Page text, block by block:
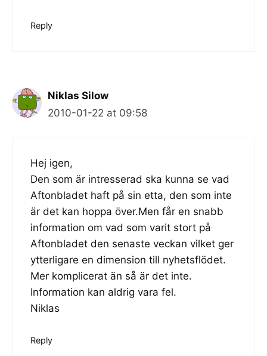
Reply
Niklas Silow
2010-01-22 at 09:58
Hej igen,
Den som är intresserad ska kunna se vad
Aftonbladet haft på sin etta, den som inte
är det kan hoppa över.Men får en snabb
information om vad som varit stort på
Aftonbladet den senaste veckan vilket ger
ytterligare en dimension till nyhetsflödet.
Mer komplicerat än så är det inte.
Information kan aldrig vara fel.
Niklas
Reply